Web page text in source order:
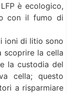
è ecologico,
con il fumo di
ioni di litio sono
scoprire la cella
la custodia del
cella; questo
a risparmiare